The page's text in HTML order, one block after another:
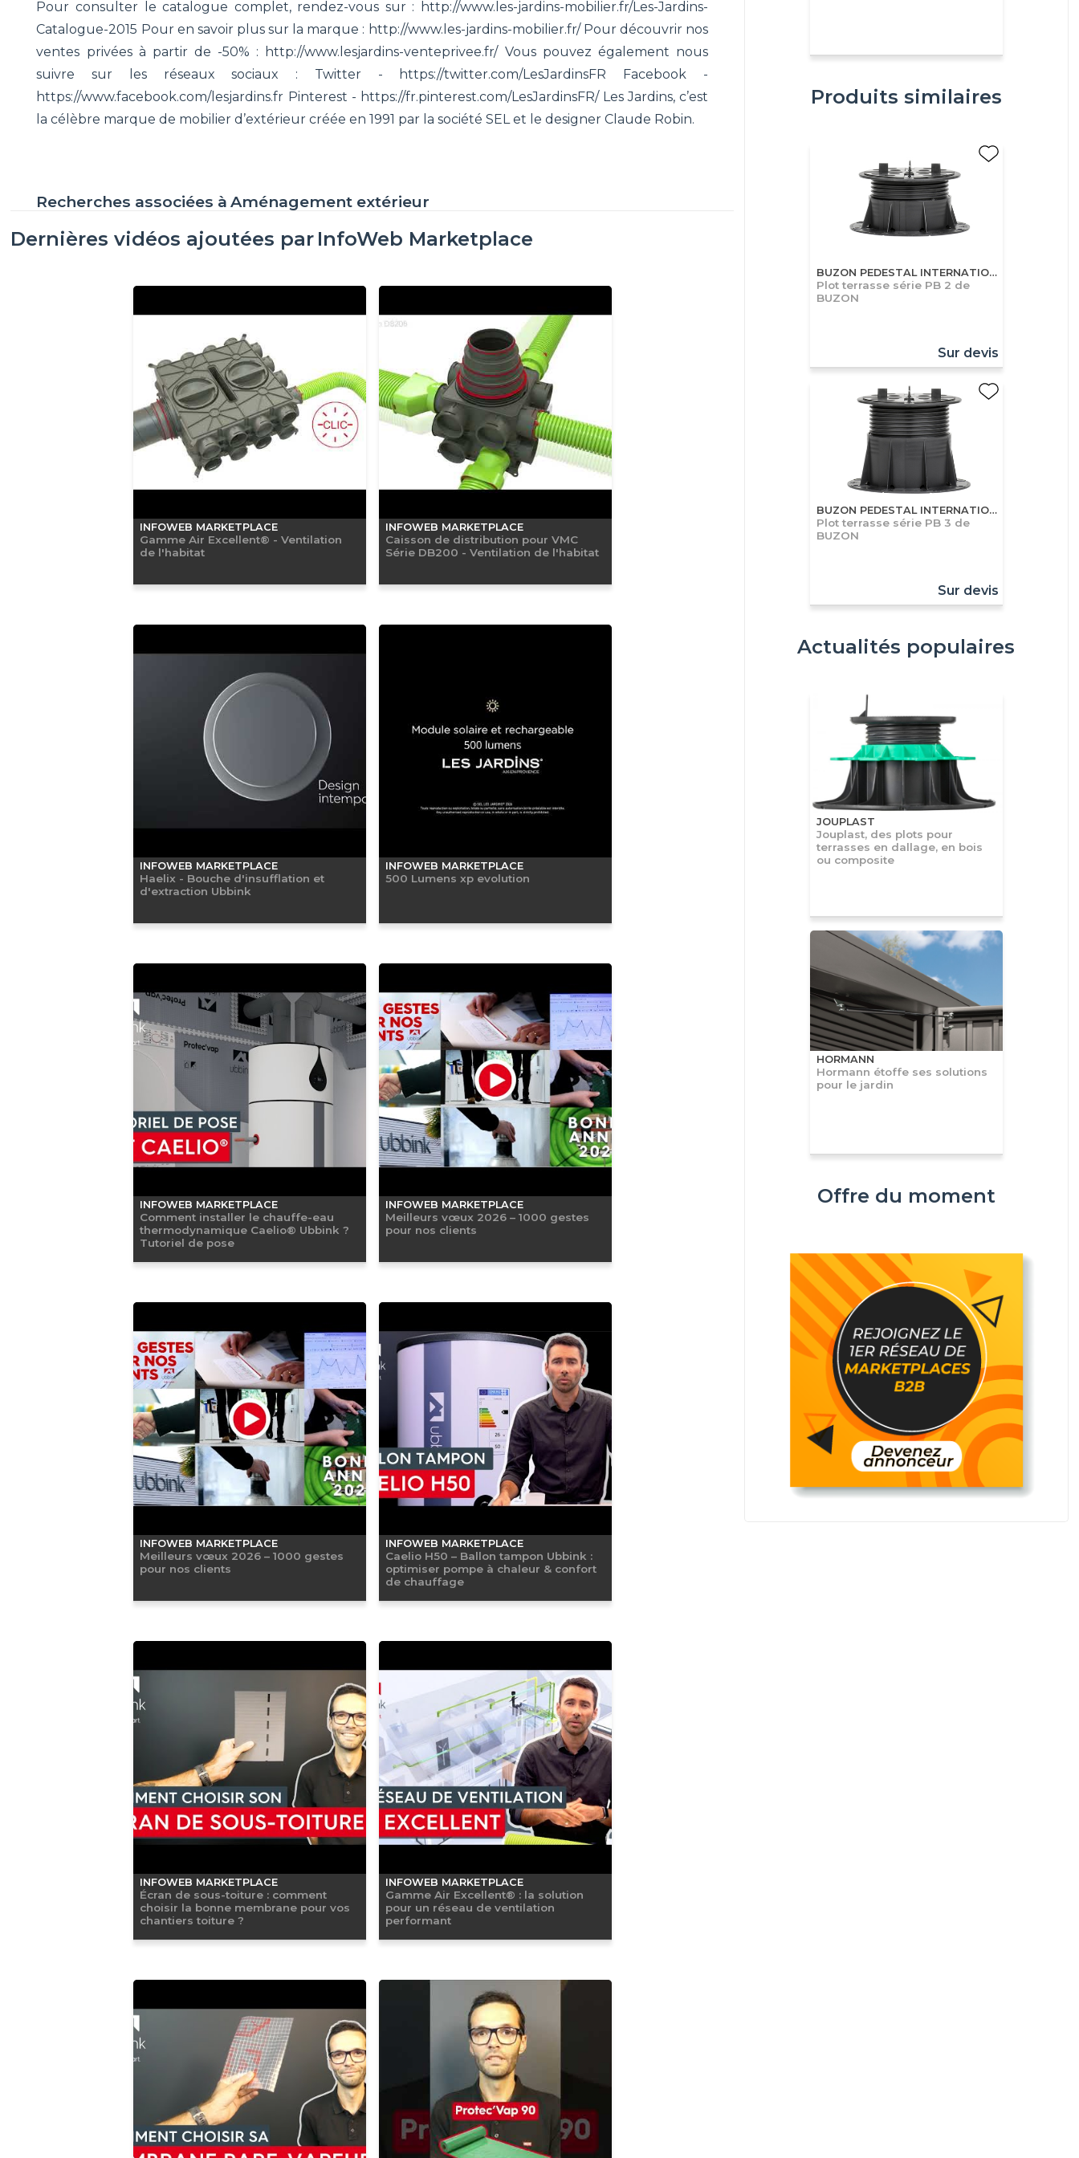
Pour consulter le catalogue complet, rendez-vous sur : http://www.les-jardins-mobilier.fr/Les-Jardins-
Catalogue-2015 Pour en savoir plus sur la marque : http://www.les-jardins-mobilier.fr/ Pour découvrir nos
ventes privées à partir de -50% : http://www.lesjardins-venteprivee.fr/ Vous pouvez également nous
suivre sur les réseaux sociaux : Twitter - https://twitter.com/LesJardinsFR Facebook -
https://www.facebook.com/lesjardins.fr Pinterest - https://fr.pinterest.com/LesJardinsFR/ Les Jardins, c’est
la célèbre marque de mobilier d’extérieur créée en 1991 par la société SEL et le designer Claude Robin.
Recherches associées à Aménagement extérieur
Dernières vidéos ajoutées par InfoWeb Marketplace
INFOWEB MARKETPLACE
Gamme Air Excellent® - Ventilation
de l'habitat
INFOWEB MARKETPLACE
Caisson de distribution pour VMC
Série DB200 - Ventilation de l'habitat
INFOWEB MARKETPLACE
Haelix - Bouche d'insufflation et
d'extraction Ubbink
INFOWEB MARKETPLACE
500 Lumens xp evolution
INFOWEB MARKETPLACE
Comment installer le chauffe-eau
thermodynamique Caelio® Ubbink ?
Tutoriel de pose
INFOWEB MARKETPLACE
Meilleurs vœux 2026 – 1000 gestes
pour nos clients
INFOWEB MARKETPLACE
Meilleurs vœux 2026 – 1000 gestes
pour nos clients
INFOWEB MARKETPLACE
Caelio H50 – Ballon tampon Ubbink :
optimiser pompe à chaleur & confort
de chauffage
INFOWEB MARKETPLACE
Écran de sous-toiture : comment
choisir la bonne membrane pour vos
chantiers toiture ?
INFOWEB MARKETPLACE
Gamme Air Excellent® : la solution
pour un réseau de ventilation
performant
Produits similaires
BUZON PEDESTAL INTERNATIONAL S.A
Plot terrasse série PB 2 de
BUZON
Sur devis
BUZON PEDESTAL INTERNATIONAL S.A
Plot terrasse série PB 3 de
BUZON
Sur devis
Actualités populaires
JOUPLAST
Jouplast, des plots pour
terrasses en dallage, en bois
ou composite
HORMANN
Hormann étoffe ses solutions
pour le jardin
Offre du moment